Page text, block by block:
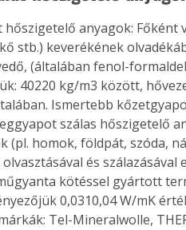
hőszigetelő anyagok:
stb.) keverékének
(általában fenol-
40220 kg/m3 között,
Ismertebb
szálas hőszigetelő
(pl. homok, földpát, szóda,
és
kötéssel gyártott
0,0310,04 W/mK
Tel-Mineralwolle,